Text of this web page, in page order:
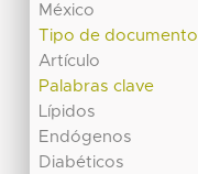
México
Tipo de documento
Artículo
Palabras clave
Lípidos
Endógenos
Diabéticos